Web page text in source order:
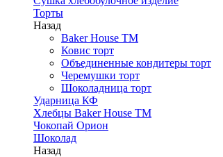
Торты
Назад
Baker House ТМ
Ковис торт
Объединенные кондитеры торт
Черемушки торт
Шоколадница торт
Ударница КФ
Хлебцы Baker House ТМ
Чокопай Орион
Шоколад
Назад